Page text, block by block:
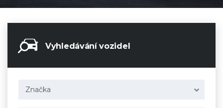
Vyhledávání vozidel
Značka